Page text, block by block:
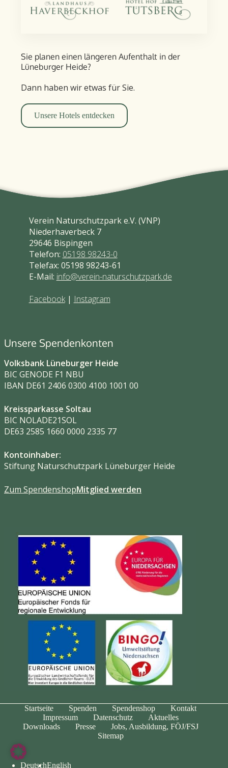
Sie planen einen längeren Aufent­halt in der
Lüneburger Heide?
Dann haben wir etwas für Sie.
Unsere Hotels entdecken
Verein Naturschutzpark e.V. (VNP)
Niederhaverbeck 7
29646 Bispingen
Telefon: 05198 98243-0
Telefax: 05198 98243-61
E-Mail: info@verein-naturschutzpark.de
Facebook| Instagram
Unsere Spendenkonten
Volksbank Lüneburger Heide
BIC GENODE F1 NBU
IBAN DE61 2406 0300 4100 1001 00
Kreissparkasse Soltau
BIC NOLADE21SOL
DE63 2585 1660 0000 2335 77
Kontoinhaber:
Stiftung Naturschutzpark Lüneburger Heide
Zum SpendenshopMitglied werden
Startseite Spenden Spendenshop
Kontakt
Impressum
Datenschutz
Aktuelles
Downloads
Presse
Jobs, Ausbildung, FÖJ/FSJ
Sitemap
DeutschEnglish